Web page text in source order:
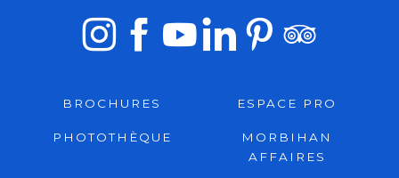
BROCHURES ESPACE PRO
PHOTOTHÈQUE
MORBIHAN
AFFAIRES